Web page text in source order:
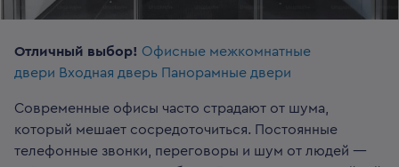
Отличный выбор! Офисные межкомнатные
двери Входная дверь Панорамные двери
Современные офисы часто страдают от шума,
который мешает сосредоточиться. Постоянные
телефонные звонки, переговоры и шум от людей —